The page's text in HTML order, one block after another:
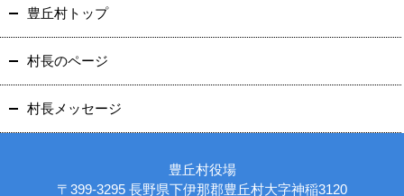
豊丘村トップ
村長のページ
村長メッセージ
豊丘村役場
〒399-3295 長野県下伊那郡豊丘村大字神稲3120